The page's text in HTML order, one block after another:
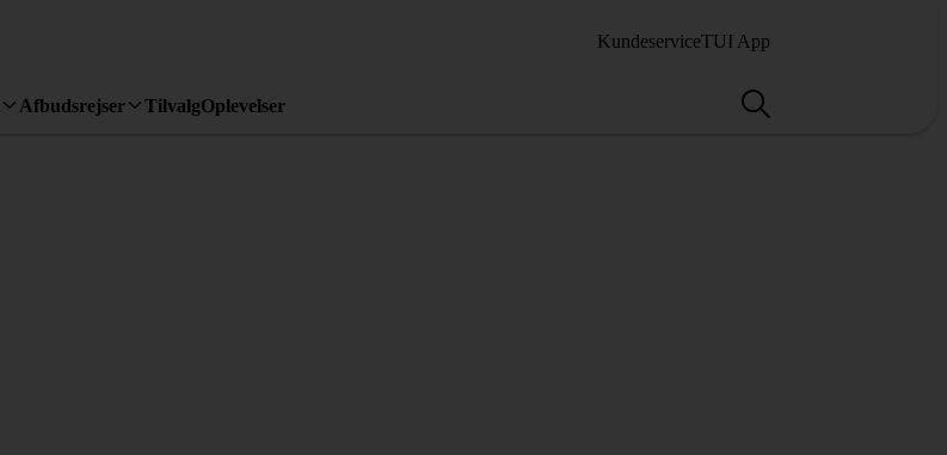
KundeserviceTUI App
Afbudsrejser TilvalgOplevelser